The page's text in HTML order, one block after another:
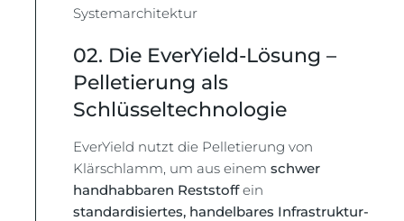
Systemarchitektur
02. Die EverYield-Lösung –
Pelletierung als
Schlüsseltechnologie
EverYield nutzt die Pelletierung von
Klärschlamm, um aus einemschwer
handhabbaren Reststoffein
standardisiertes, handelbares Infrastruktur-